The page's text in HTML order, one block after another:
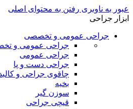
عبور به ناوبری رفتن به محتوای اصلی
ابزار جراحی
جراحی عمومی و تخصصی
جراحی عمومی و
جراحی عمومی
جراحی دست و پا
چاقوی جراحی و
بخیه
سوزن‌ گیر
قیچی‌ جراحی